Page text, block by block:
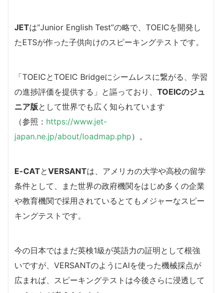
JETは”Junior English Test”の略で、TOEICを開発し
たETSが作った子供向けのスピーキングテストです。
「TOEICとTOEIC Bridgeにシームレスに繋がる、学習
の進捗評価を提供する」と謳っており、 TOEICのジュ
ニア版として世界でも広く知られています
（参照： https://www.jet-
japan.ne.jp/about/loadmap.php）。
E-CATとVERSANTは、アメリカの大学や高校の留学
条件として、また世界の政府機関をはじめ多くの企業
や教育機関で採用されているとてもメジャーなスピー
キングテストです。
今の日本ではまだ英検1級が英語力の証明として根強
いですが、VERSANTのようにAIを使った機械採点が
広まれば、スピーキングテストは今後さらに浸透して